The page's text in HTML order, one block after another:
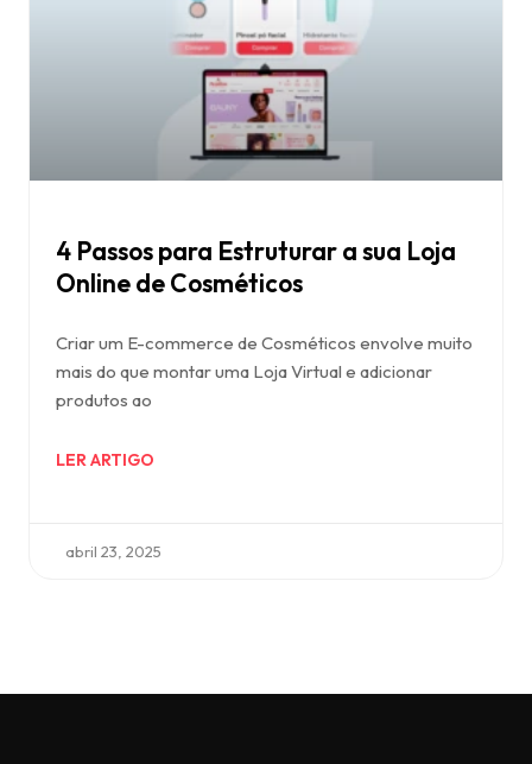
4 Passos para Estruturar a sua Loja
Online de Cosméticos
Criar um E-commerce de Cosméticos envolve muito
mais do que montar uma Loja Virtual e adicionar
produtos ao
LER ARTIGO
abril 23, 2025